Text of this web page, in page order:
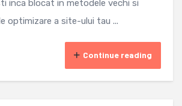
inca blocat in metodele vechi si
optimizare a site-ului tau ...
Continue reading